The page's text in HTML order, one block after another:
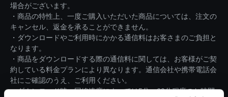
場合がございます。
・商品の特性上、一度ご購入いただいた商品については、注文の
キャンセル、返金を承ることができません。
・ダウンロードやご利用時にかかる通信料はお客さまのご負担と
なります。
・商品をダウンロードする際の通信料に関しては、お客様がご契
約している料金プランにより異なります。通信会社や携帯電話会
社にご確認のうえ、ご利用ください。
・ダウンロード時、回線速度によっては5分～60分程度のお時間